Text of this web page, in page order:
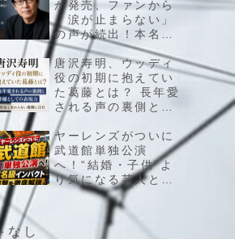
後への期待を整理
が発売、ファンから
「涙が止まらない」
の声が続出！本名や
結婚生活にも注目が
集まる人気作家の新
たな一冊とは
唐沢寿明、ウッディ
役の初期に抱えてい
た葛藤とは？ 長年愛
される声の裏側と俳
優としての表現力、
結婚後も変わらない
挑戦に注目
ヤーレンズがついに
武道館単独公演
へ！“結婚・子供”よ
り気になる芸人とし
ての本名級インパク
ト、コンビの快進撃
を徹底解説
なし